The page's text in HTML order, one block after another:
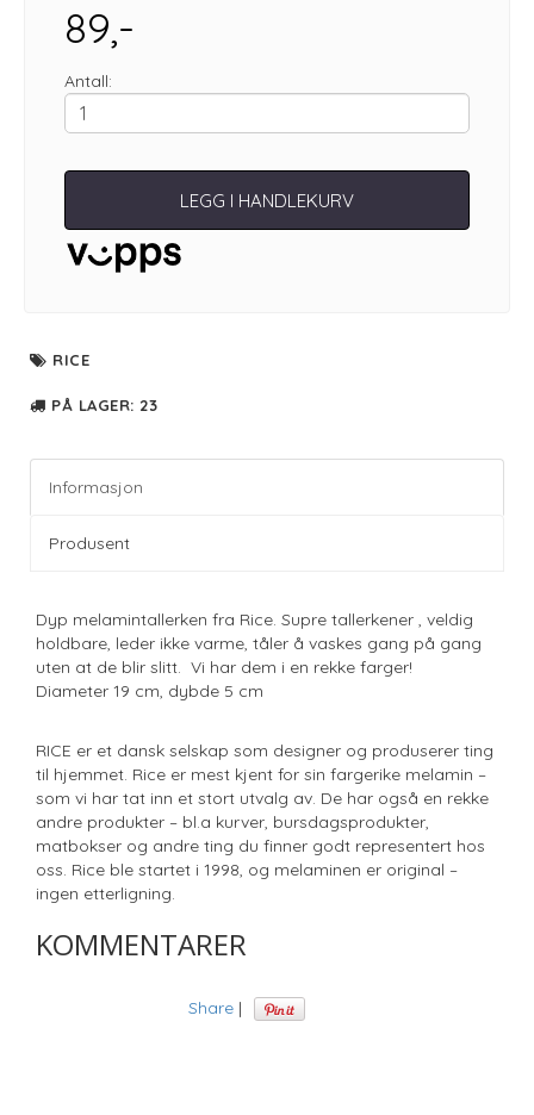
89,-
Antall:
LEGG I HANDLEKURV
RICE
PÅ LAGER: 23
Informasjon
Produsent
Dyp melamintallerken fra Rice. Supre tallerkener , veldig
holdbare, leder ikke varme, tåler å vaskes gang på gang
uten at de blir slitt. Vi har dem i en rekke farger!
Diameter 19 cm, dybde 5 cm
RICE er et dansk selskap som designer og produserer ting
til hjemmet. Rice er mest kjent for sin fargerike melamin –
som vi har tat inn et stort utvalg av. De har også en rekke
andre produkter – bl.a kurver, bursdagsprodukter,
matbokser og andre ting du finner godt representert hos
oss. Rice ble startet i 1998, og melaminen er original –
ingen etterligning.
KOMMENTARER
Share |